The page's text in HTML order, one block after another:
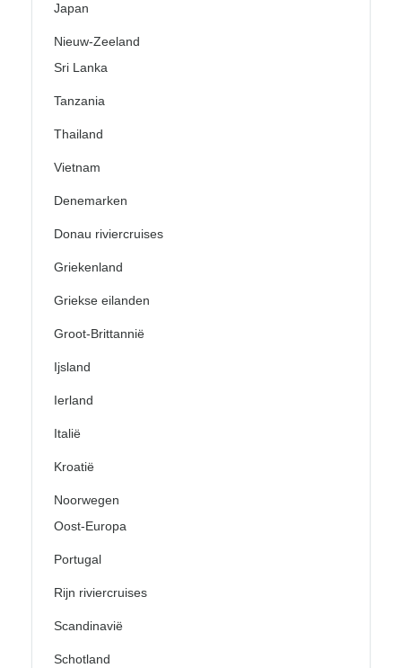
Japan
Nieuw-Zeeland
Sri Lanka
Tanzania
Thailand
Vietnam
Denemarken
Donau riviercruises
Griekenland
Griekse eilanden
Groot-Brittannië
Ijsland
Ierland
Italië
Kroatië
Noorwegen
Oost-Europa
Portugal
Rijn riviercruises
Scandinavië
Schotland